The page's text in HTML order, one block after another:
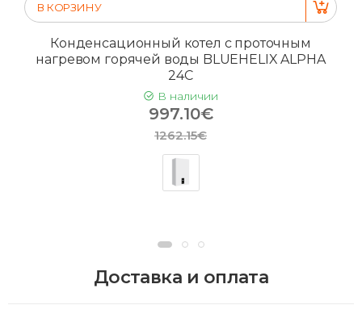
В КОРЗИНУ
Конденсационный котел с проточным
нагревом горячей воды BLUEHELIX ALPHA
24C
В наличии
997.10€
1262.15€
Доставка и оплата